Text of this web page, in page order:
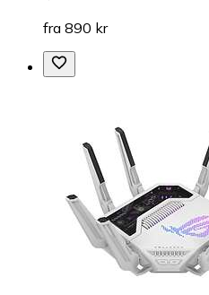
fra 890 kr